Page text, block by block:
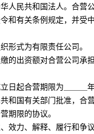
人民共和国法人。合营
和有关条例规定，并受
形式为有限责任公司。
的出资额对合营公司承
日起合营期限为＿＿＿
和国有关部门批准，合
期限的协议。
效力、解释、履行和争